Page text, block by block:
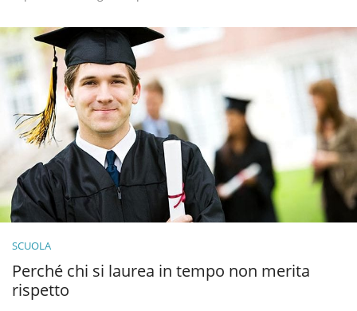
SCUOLA
Perché chi si laurea in tempo non merita
rispetto